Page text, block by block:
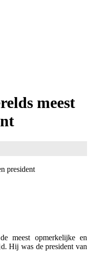
meest
president
meest opmerkelijke en
Hij was de president van